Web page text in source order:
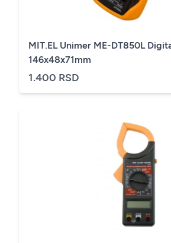
MIT.EL Unimer ME-DT850L
146x48x71mm
1.400 RSD